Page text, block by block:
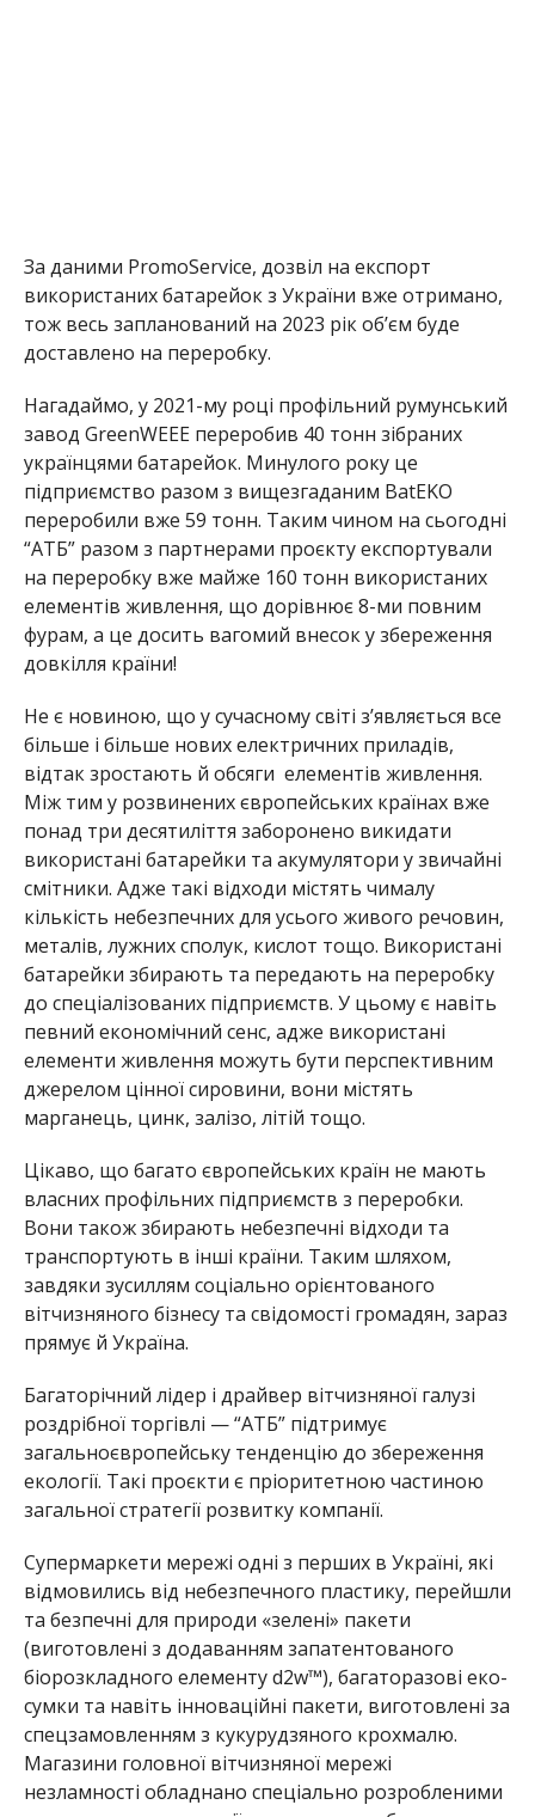
За даними PromoService, дозвіл на експорт
використаних батарейок з України вже отримано,
тож весь запланований на 2023 рік об’єм буде
доставлено на переробку.
Нагадаймо, у 2021-му році профільний румунський
завод GreenWEEE переробив 40 тонн зібраних
українцями батарейок. Минулого року це
підприємство разом з вищезгаданим BatEKO
переробили вже 59 тонн. Таким чином на сьогодні
“АТБ” разом з партнерами проєкту експортували
на переробку вже майже 160 тонн використаних
елементів живлення, що дорівнює 8-ми повним
фурам, а це досить вагомий внесок у збереження
довкілля країни!
Не є новиною, що у сучасному світі з’являється все
більше і більше нових електричних приладів,
відтак зростають й обсяги елементів живлення.
Між тим у розвинених європейських країнах вже
понад три десятиліття заборонено викидати
використані батарейки та акумулятори у звичайні
смітники. Адже такі відходи містять чималу
кількість небезпечних для усього живого речовин,
металів, лужних сполук, кислот тощо. Використані
батарейки збирають та передають на переробку
до спеціалізованих підприємств. У цьому є навіть
певний економічний сенс, адже використані
елементи живлення можуть бути перспективним
джерелом цінної сировини, вони містять
марганець, цинк, залізо, літій тощо.
Цікаво, що багато європейських країн не мають
власних профільних підприємств з переробки.
Вони також збирають небезпечні відходи та
транспортують в інші країни. Таким шляхом,
завдяки зусиллям соціально орієнтованого
вітчизняного бізнесу та свідомості громадян, зараз
прямує й Україна.
Багаторічний лідер і драйвер вітчизняної галузі
роздрібної торгівлі — “АТБ” підтримує
загальноєвропейську тенденцію до збереження
екології. Такі проєкти є пріоритетною частиною
загальної стратегії розвитку компанії.
Супермаркети мережі одні з перших в Україні, які
відмовились від небезпечного пластику, перейшли
та безпечні для природи «зелені» пакети
(виготовлені з додаванням запатентованого
біорозкладного елементу d2w™), багаторазові еко-
сумки та навіть інноваційні пакети, виготовлені за
спецзамовленням з кукурудзяного крохмалю.
Магазини головної вітчизняної мережі
незламності обладнано спеціально розробленими